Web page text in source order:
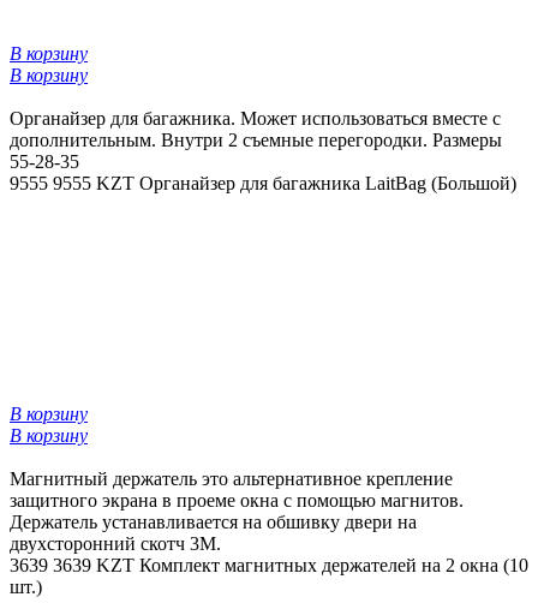
В корзину
В корзину
Органайзер для багажника. Может использоваться вместе с
дополнительным. Внутри 2 съемные перегородки. Размеры
55-28-35
9555 9555 KZT Органайзер для багажника LaitBag (Большой)
В корзину
В корзину
Магнитный держатель это альтернативное крепление
защитного экрана в проеме окна с помощью магнитов.
Держатель устанавливается на обшивку двери на
двухсторонний скотч 3М.
3639 3639 KZT Комплект магнитных держателей на 2 окна (10
шт.)